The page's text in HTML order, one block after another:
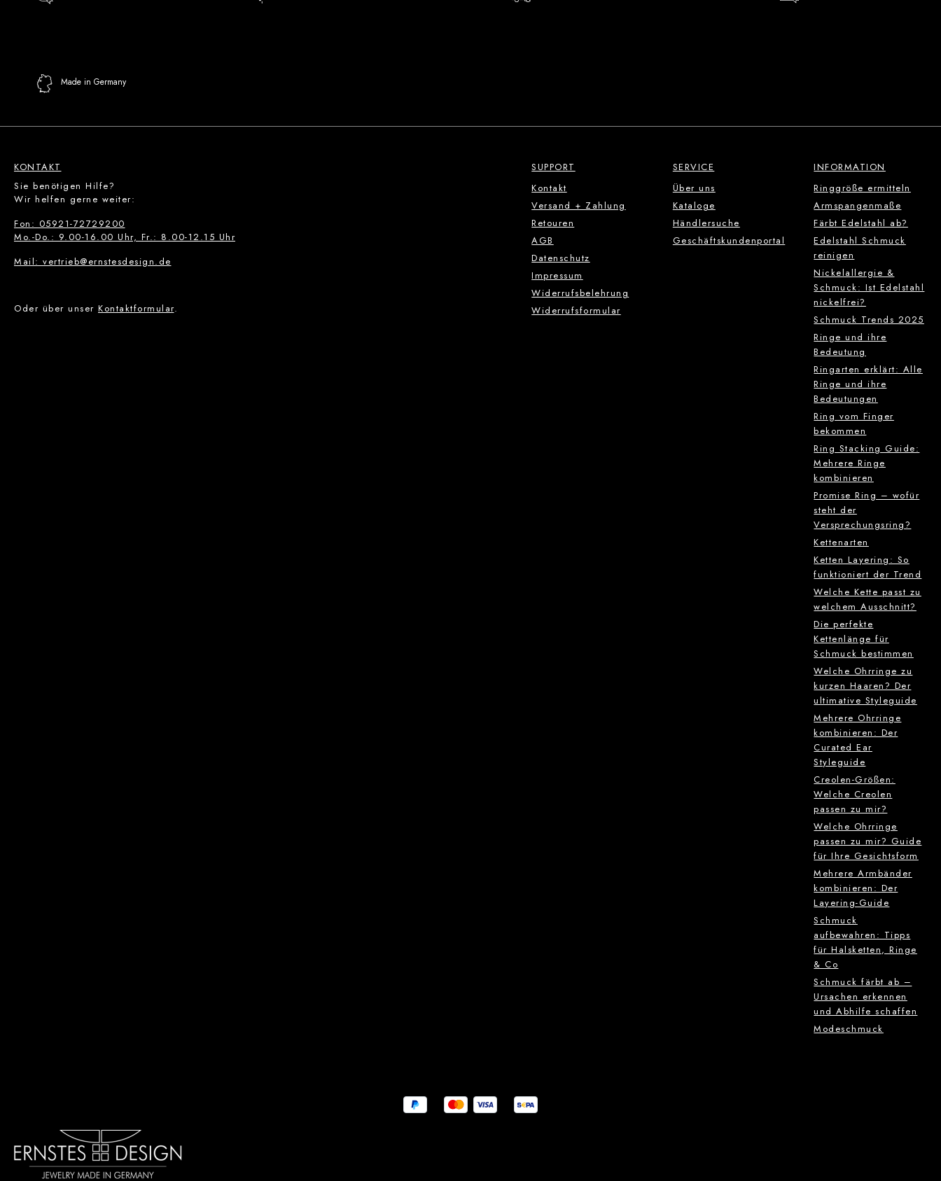
Made in Germany
KONTAKT
Sie benötigen Hilfe?
Wir helfen gerne weiter:
Fon: 05921-72729200
Mo.-Do.: 9.00-16.00 Uhr, Fr.: 8.00-12.15 Uhr
Mail: vertrieb@ernstesdesign.de
Oder über unser Kontaktformular.
SUPPORT
Kontakt
Versand + Zahlung
Retouren
AGB
Datenschutz
Impressum
Widerrufsbelehrung
Widerrufsformular
SERVICE
Über uns
Kataloge
Händlersuche
Geschäftskundenportal
INFORMATION
Ringgröße ermitteln
Armspangenmaße
Färbt Edelstahl ab?
Edelstahl Schmuck
reinigen
Nickelallergie &
Schmuck: Ist Edelstahl
nickelfrei?
Schmuck Trends 2025
Ringe und ihre
Bedeutung
Ringarten erklärt: Alle
Ringe und ihre
Bedeutungen
Ring vom Finger
bekommen
Ring Stacking Guide:
Mehrere Ringe
kombinieren
Promise Ring – wofür
steht der
Versprechungsring?
Kettenarten
Ketten Layering: So
funktioniert der Trend
Welche Kette passt zu
welchem Ausschnitt?
Die perfekte
Kettenlänge für
Schmuck bestimmen
Welche Ohrringe zu
kurzen Haaren? Der
ultimative Styleguide
Mehrere Ohrringe
kombinieren: Der
Curated Ear
Styleguide
Creolen-Größen:
Welche Creolen
passen zu mir?
Welche Ohrringe
passen zu mir? Guide
für Ihre Gesichtsform
Mehrere Armbänder
kombinieren: Der
Layering-Guide
Schmuck
aufbewahren: Tipps
für Halsketten, Ringe
& Co
Schmuck färbt ab –
Ursachen erkennen
und Abhilfe schaffen
Modeschmuck